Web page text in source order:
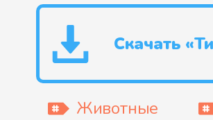
Скачать
Животные